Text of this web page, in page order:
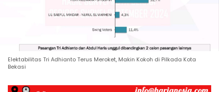
Elektabilitas Tri Adhianto Terus Meroket, Makin Kokoh di Pilkada Kota
Bekasi